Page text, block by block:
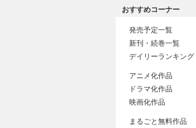
おすすめコーナー
発売予定一覧
新刊・続巻一覧
デイリーランキング
アニメ化作品
ドラマ化作品
映画化作品
まるごと無料作品